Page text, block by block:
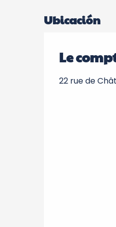
Ubicación
Le
22 rue de